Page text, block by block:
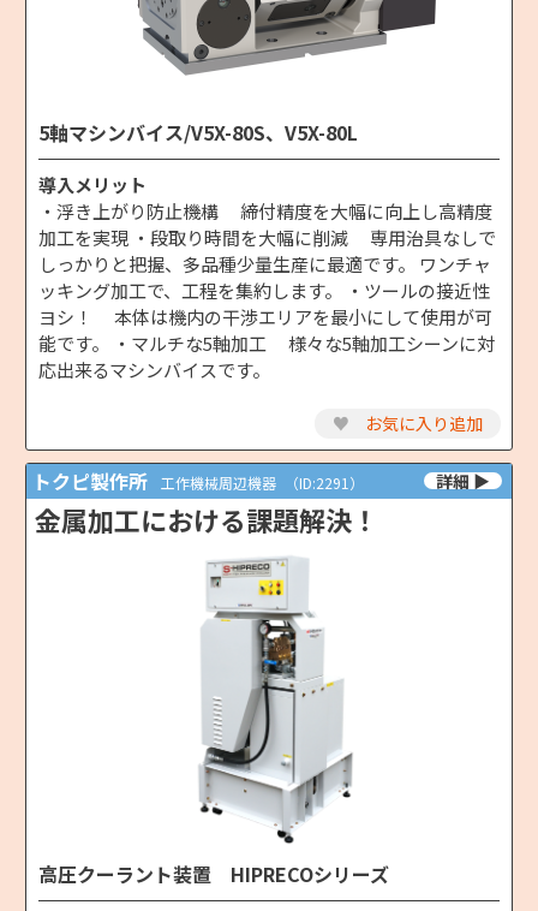
5軸マシンバイス/V5X-80S、V5X-80L
導入メリット
・浮き上がり防止機構 締付精度を大幅に向上し高精度
加工を実現 ・段取り時間を大幅に削減 専用治具なしで
しっかりと把握、多品種少量生産に最適です。 ワンチャ
ッキング加工で、工程を集約します。 ・ツールの接近性
ヨシ！ 本体は機内の干渉エリアを最小にして使用が可
能です。 ・マルチな5軸加工 様々な5軸加工シーンに対
応出来るマシンバイスです。
♥ お気に入り追加
トクピ製作所 工作機械周辺機器 （ID:2291）
金属加工における課題解決！
高圧クーラント装置 HIPRECOシリーズ